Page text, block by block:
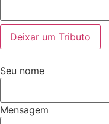
Deixar um Tributo
Seu nome
Mensagem